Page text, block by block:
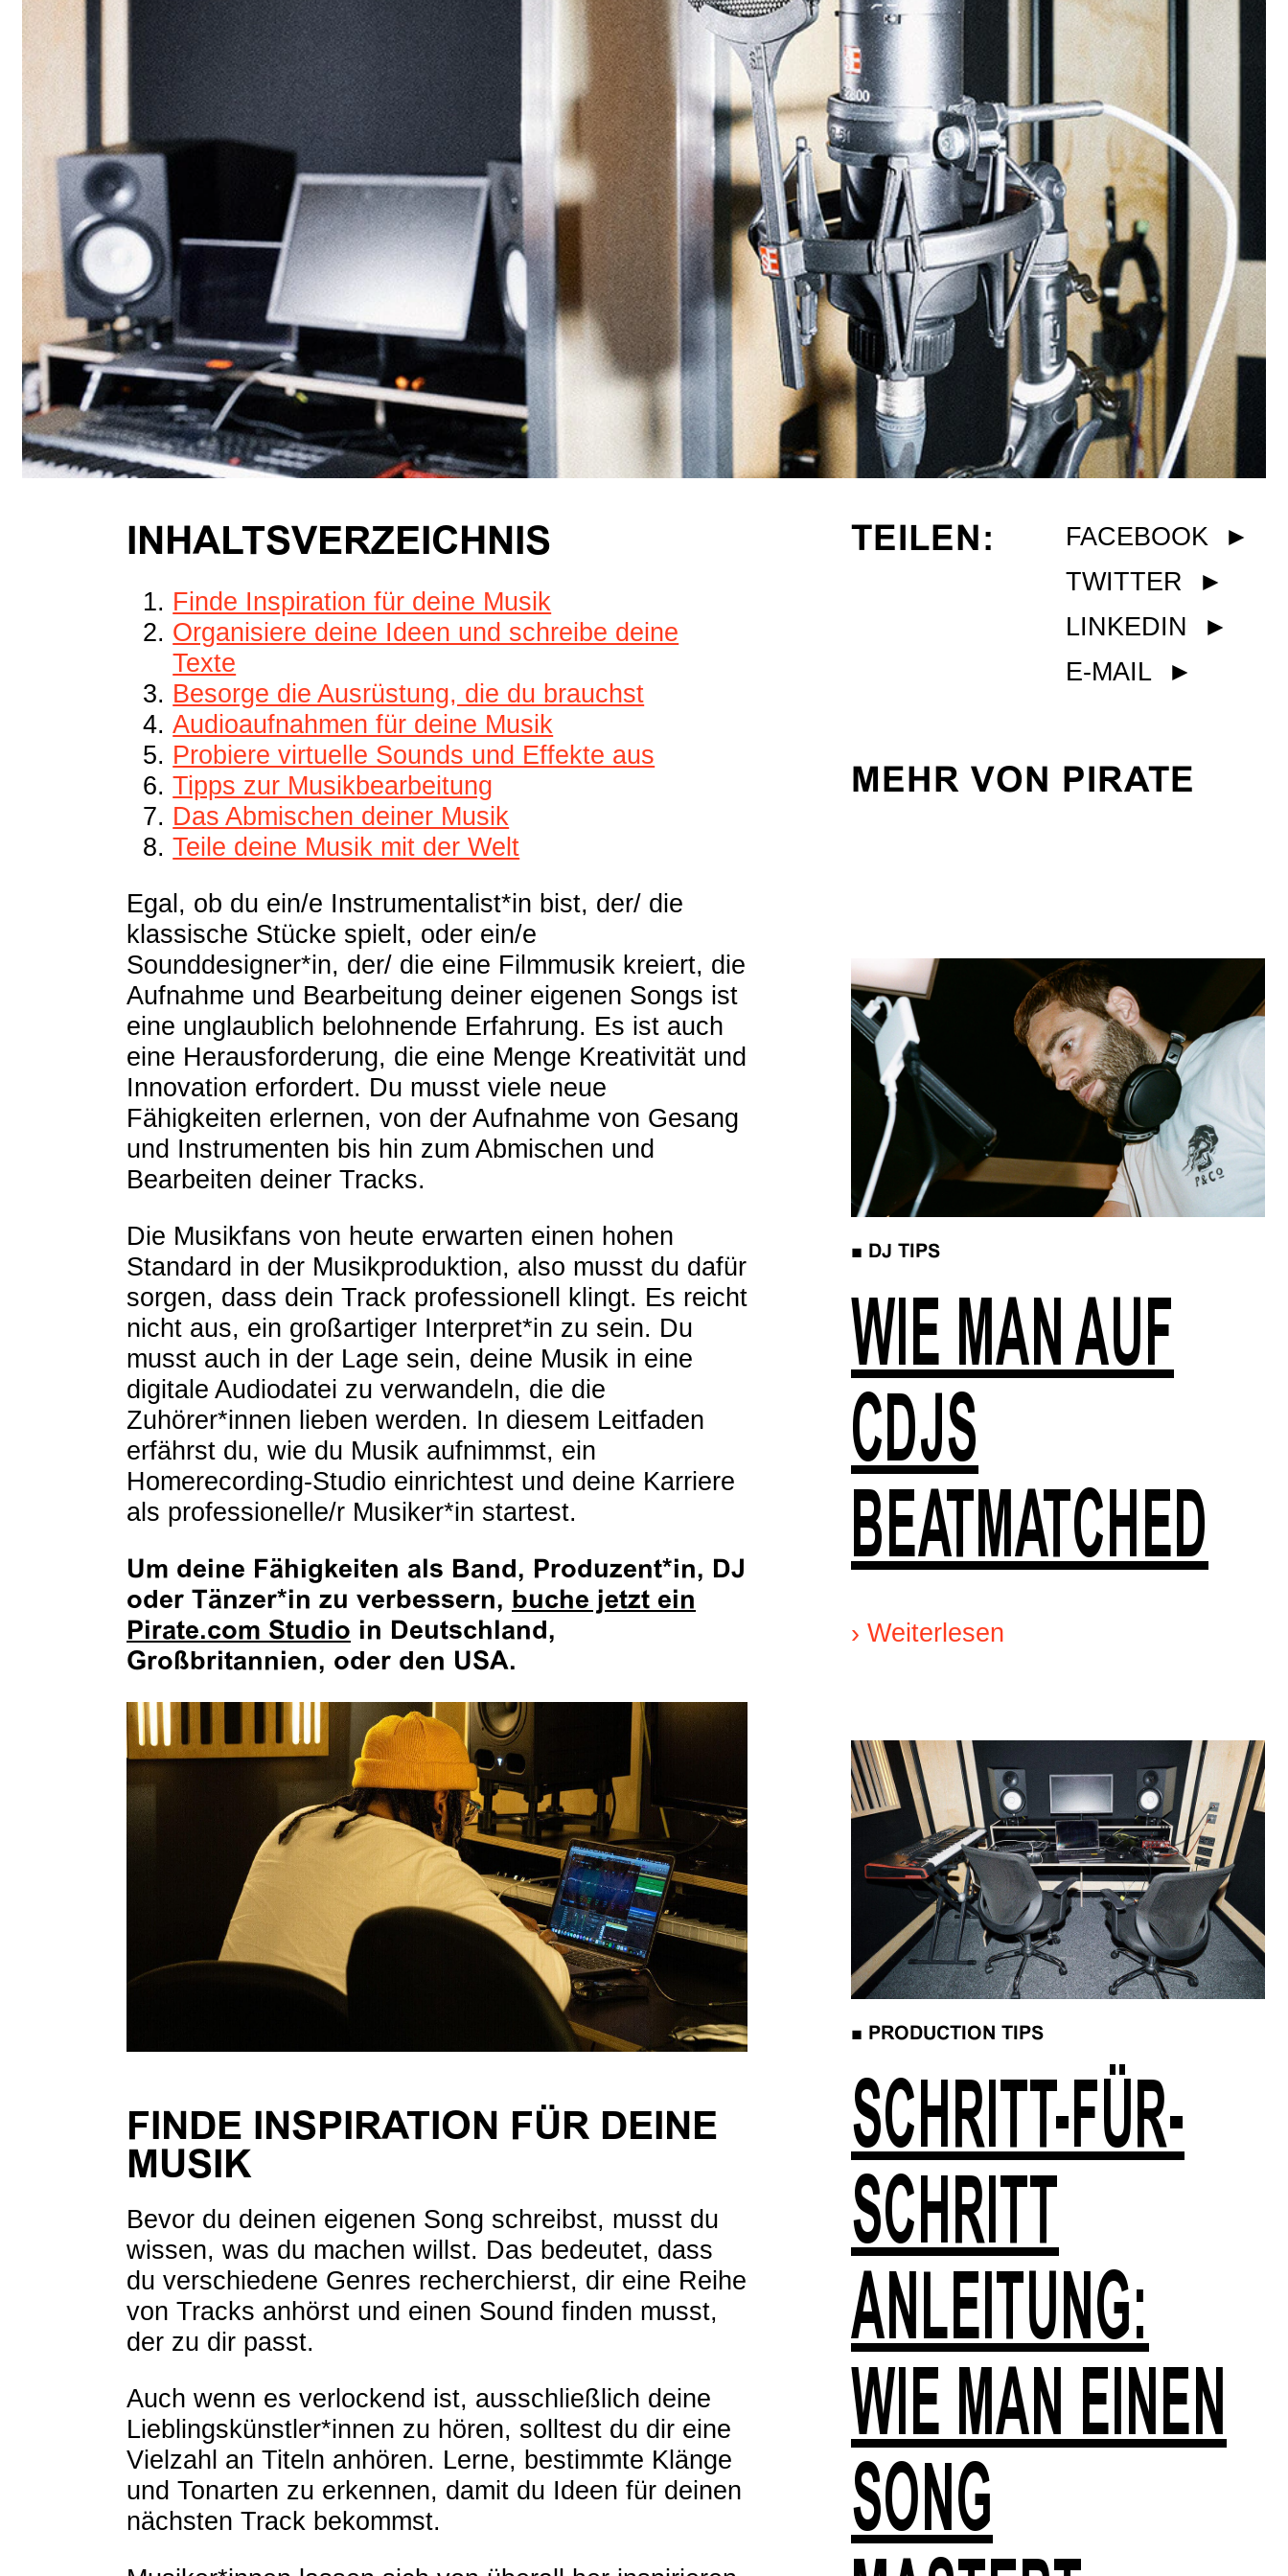
INHALTSVERZEICHNIS
Finde Inspiration für deine Musik
Organisiere deine Ideen und schreibe deine
Texte
Besorge die Ausrüstung, die du brauchst
Audioaufnahmen für deine Musik
Probiere virtuelle Sounds und Effekte aus
Tipps zur Musikbearbeitung
Das Abmischen deiner Musik
Teile deine Musik mit der Welt
Egal, ob du ein/e Instrumentalist*in bist, der/ die
klassische Stücke spielt, oder ein/e
Sounddesigner*in, der/ die eine Filmmusik kreiert, die
Aufnahme und Bearbeitung deiner eigenen Songs ist
eine unglaublich belohnende Erfahrung. Es ist auch
eine Herausforderung, die eine Menge Kreativität und
Innovation erfordert. Du musst viele neue
Fähigkeiten erlernen, von der Aufnahme von Gesang
und Instrumenten bis hin zum Abmischen und
Bearbeiten deiner Tracks.
Die Musikfans von heute erwarten einen hohen
Standard in der Musikproduktion, also musst du dafür
sorgen, dass dein Track professionell klingt. Es reicht
nicht aus, ein großartiger Interpret*in zu sein. Du
musst auch in der Lage sein, deine Musik in eine
digitale Audiodatei zu verwandeln, die die
Zuhörer*innen lieben werden. In diesem Leitfaden
erfährst du, wie du Musik aufnimmst, ein
Homerecording-Studio einrichtest und deine Karriere
als professionelle/r Musiker*in startest.
Um deine Fähigkeiten als Band, Produzent*in, DJ
oder Tänzer*in zu verbessern, buche jetzt ein
Pirate.com Studio in Deutschland,
Großbritannien, oder den USA.
FINDE INSPIRATION FÜR DEINE
MUSIK
Bevor du deinen eigenen Song schreibst, musst du
wissen, was du machen willst. Das bedeutet, dass
du verschiedene Genres recherchierst, dir eine Reihe
von Tracks anhörst und einen Sound finden musst,
der zu dir passt.
Auch wenn es verlockend ist, ausschließlich deine
Lieblingskünstler*innen zu hören, solltest du dir eine
Vielzahl an Titeln anhören. Lerne, bestimmte Klänge
und Tonarten zu erkennen, damit du Ideen für deinen
nächsten Track bekommst.
TEILEN: FACEBOOK
►
TWITTER
►
LINKEDIN
►
E-MAIL
►
MEHR VON PIRATE
■ DJ TIPS
WIE MAN AUF
CDJS
BEATMATCHED
› Weiterlesen
■ PRODUCTION TIPS
SCHRITT-FÜR-
SCHRITT
ANLEITUNG:
WIE MAN EINEN
SONG